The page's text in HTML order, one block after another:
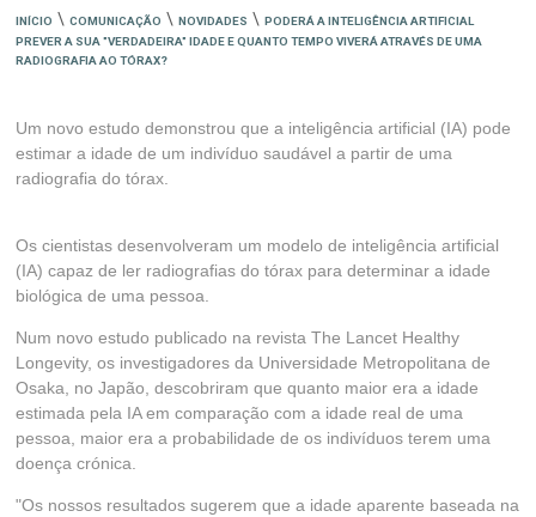
INÍCIO \ COMUNICAÇÃO \ NOVIDADES \ PODERÁ A INTELIGÊNCIA ARTIFICIAL
PREVER A SUA "VERDADEIRA" IDADE E QUANTO TEMPO VIVERÁ ATRAVÉS DE UMA
RADIOGRAFIA AO TÓRAX?
Um novo estudo demonstrou que a inteligência artificial (IA) pode
estimar a idade de um indivíduo saudável a partir de uma
radiografia do tórax.
Os cientistas desenvolveram um modelo de inteligência artificial
(IA) capaz de ler radiografias do tórax para determinar a idade
biológica de uma pessoa.
Num novo estudo publicado na revista The Lancet Healthy
Longevity, os investigadores da Universidade Metropolitana de
Osaka, no Japão, descobriram que quanto maior era a idade
estimada pela IA em comparação com a idade real de uma
pessoa, maior era a probabilidade de os indivíduos terem uma
doença crónica.
"Os nossos resultados sugerem que a idade aparente baseada na